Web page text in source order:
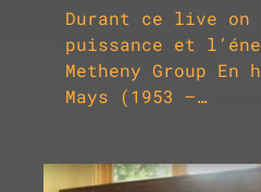
Durant ce live on
puissance et
Metheny Group En
Mays (1953 –…